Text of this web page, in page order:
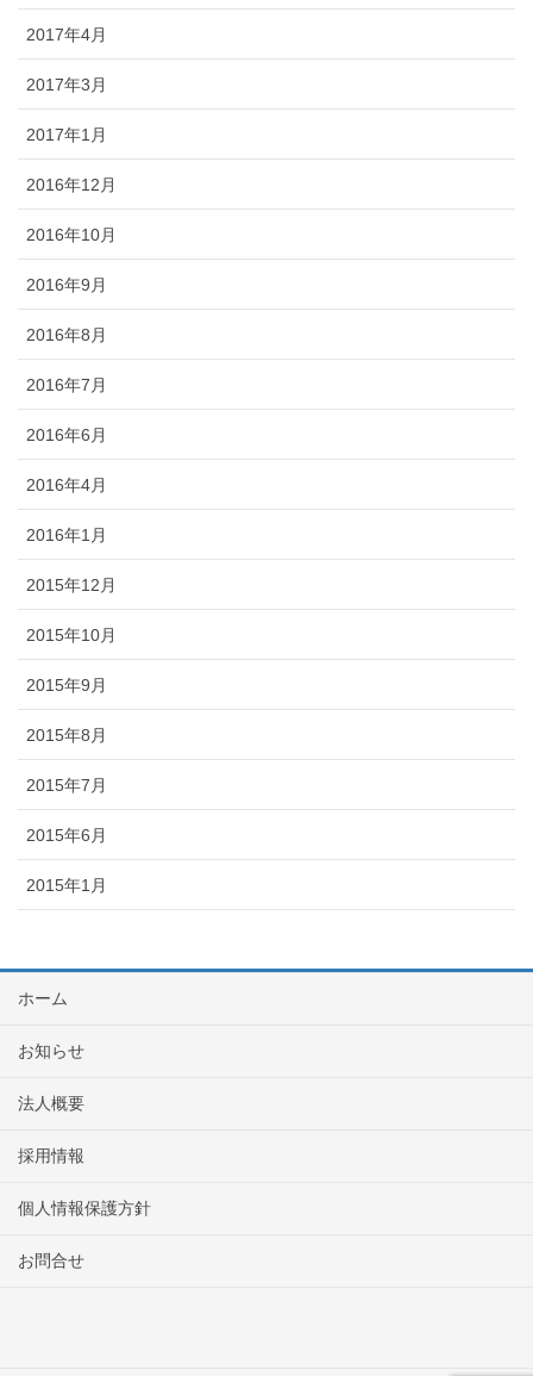
2017年4月
2017年3月
2017年1月
2016年12月
2016年10月
2016年9月
2016年8月
2016年7月
2016年6月
2016年4月
2016年1月
2015年12月
2015年10月
2015年9月
2015年8月
2015年7月
2015年6月
2015年1月
ホーム
お知らせ
法人概要
採用情報
個人情報保護方針
お問合せ